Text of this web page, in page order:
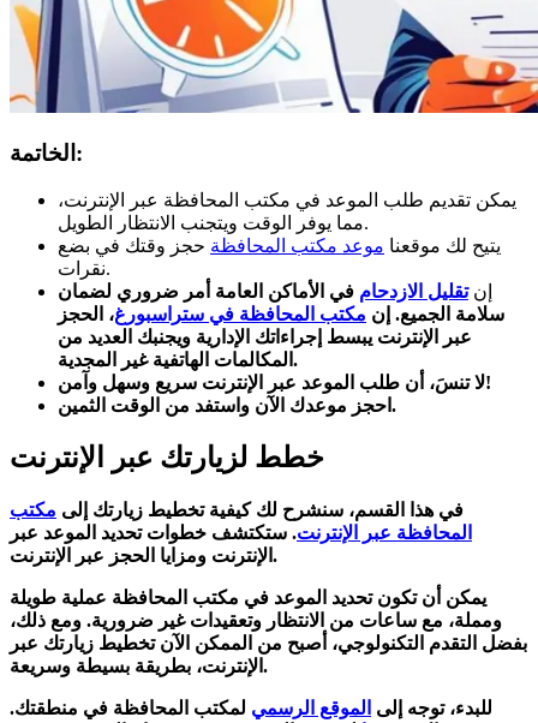
الخاتمة:
يمكن تقديم طلب الموعد في مكتب المحافظة عبر الإنترنت،
مما يوفر الوقت ويتجنب الانتظار الطويل.
يتيح لك موقعنا موعد مكتب المحافظة حجز وقتك في بضع
نقرات.
إنتقليل الازدحام في الأماكن العامة أمر ضروري لضمان
سلامة الجميع. إن مكتب المحافظة في ستراسبورغ، الحجز
عبر الإنترنت يبسط إجراءاتك الإدارية ويجنبك العديد من
المكالمات الهاتفية غير المجدية.
لا تنسَ، أن طلب الموعد عبر الإنترنت سريع وسهل وآمن!
احجز موعدك الآن واستفد من الوقت الثمين.
خطط لزيارتك عبر الإنترنت
في هذا القسم، سنشرح لك كيفية تخطيط زيارتك إلى مكتب
المحافظة عبر الإنترنت. ستكتشف خطواتتحديد الموعد عبر
الإنترنت ومزايا الحجز عبر الإنترنت.
يمكن أن تكونتحديد الموعد في مكتب المحافظة عملية طويلة
ومملة، مع ساعات من الانتظار وتعقيدات غير ضرورية. ومع ذلك،
بفضل التقدم التكنولوجي، أصبح من الممكن الآن تخطيط زيارتك عبر
الإنترنت، بطريقة بسيطة وسريعة.
للبدء، توجه إلى الموقع الرسمي لمكتب المحافظة في منطقتك.